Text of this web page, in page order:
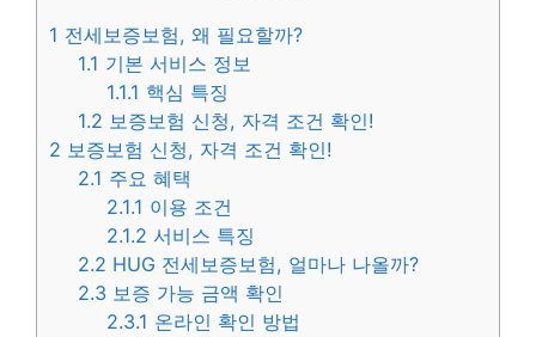
1 전세보증보험, 왜 필요할까?
1.1 기본 서비스 정보
1.1.1 핵심 특징
1.2 보증보험 신청, 자격 조건 확인!
2 보증보험 신청, 자격 조건 확인!
2.1 주요 혜택
2.1.1 이용 조건
2.1.2 서비스 특징
2.2 HUG 전세보증보험, 얼마나 나올까?
2.3 보증 가능 금액 확인
2.3.1 온라인 확인 방법